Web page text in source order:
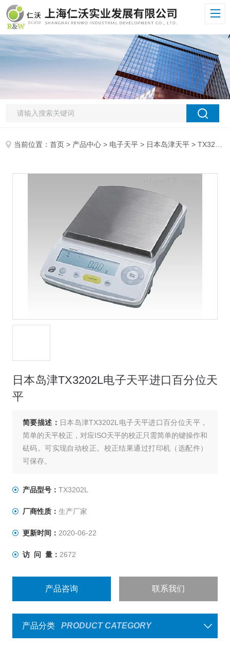
当前位置：首页 > 产品中心 > 电子天平 > 日本岛津天平 > TX3202L日本岛津TX3202L电子天平进口百分位天平
日本岛津TX3202L电子天平进口百分位天
平
简要描述： 日本岛津TX3202L电子天平进口百分位天平，
简单的天平校正，对应ISO天平的校正只需简单的键操作和
砝码。可实现自动校正。校正结果通过打印机（选配件）
可保存。
产品型号： TX3202L
厂商性质： 生产厂家
更新时间： 2020-06-22
访 问 量： 2672
产品咨询 联系我们
产品分类 PRODUCT CATEGORY